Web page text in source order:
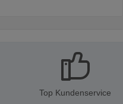
Top Kundenservice